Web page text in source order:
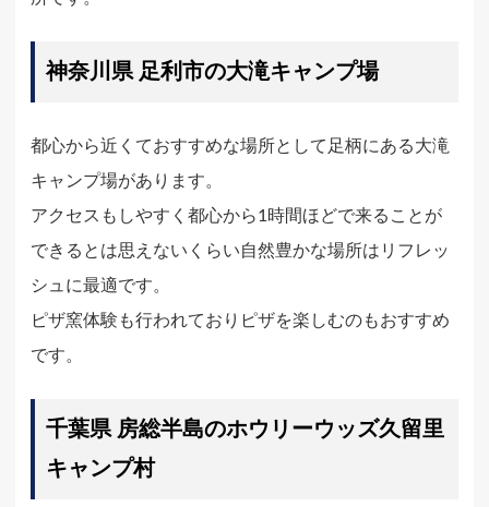
神奈川県 足利市の大滝キャンプ場
都心から近くておすすめな場所として足柄にある大滝
キャンプ場があります。
アクセスもしやすく都心から1時間ほどで来ることが
できるとは思えないくらい自然豊かな場所はリフレッ
シュに最適です。
ピザ窯体験も行われておりピザを楽しむのもおすすめ
です。
千葉県 房総半島のホウリーウッズ久留里
キャンプ村